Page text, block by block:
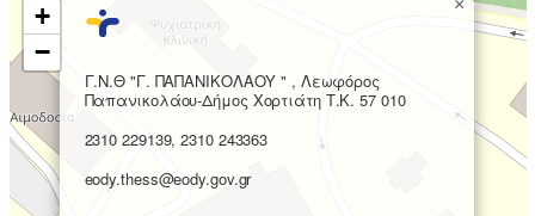
Γ.Ν.Θ "Γ. ΠΑΠΑΝΙΚΟΛΑΟΥ " , Λεωφόρος
Παπανικολάου-Δήμος Χορτιάτη Τ.Κ. 57 010
2310 229139, 2310 243363
eody.thess@eody.gov.gr
×
+
−